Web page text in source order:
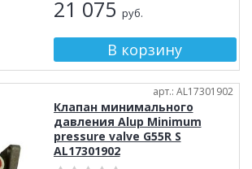
21 075 руб.
арт.: AL17301902
Клапан минимального
давления Alup Minimum
pressure valve G55R S
AL17301902